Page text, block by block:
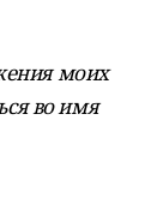
моих
во имя